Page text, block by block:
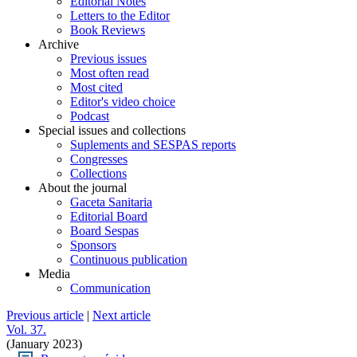
Letters to the Editor
Book Reviews
Archive
Previous issues
Most often read
Most cited
Editor's video choice
Podcast
Special issues and collections
Suplements and SESPAS reports
Congresses
Collections
About the journal
Gaceta Sanitaria
Editorial Board
Board Sespas
Sponsors
Continuous publication
Media
Communication
Previous article | Next article
Vol. 37.
(January 2023)